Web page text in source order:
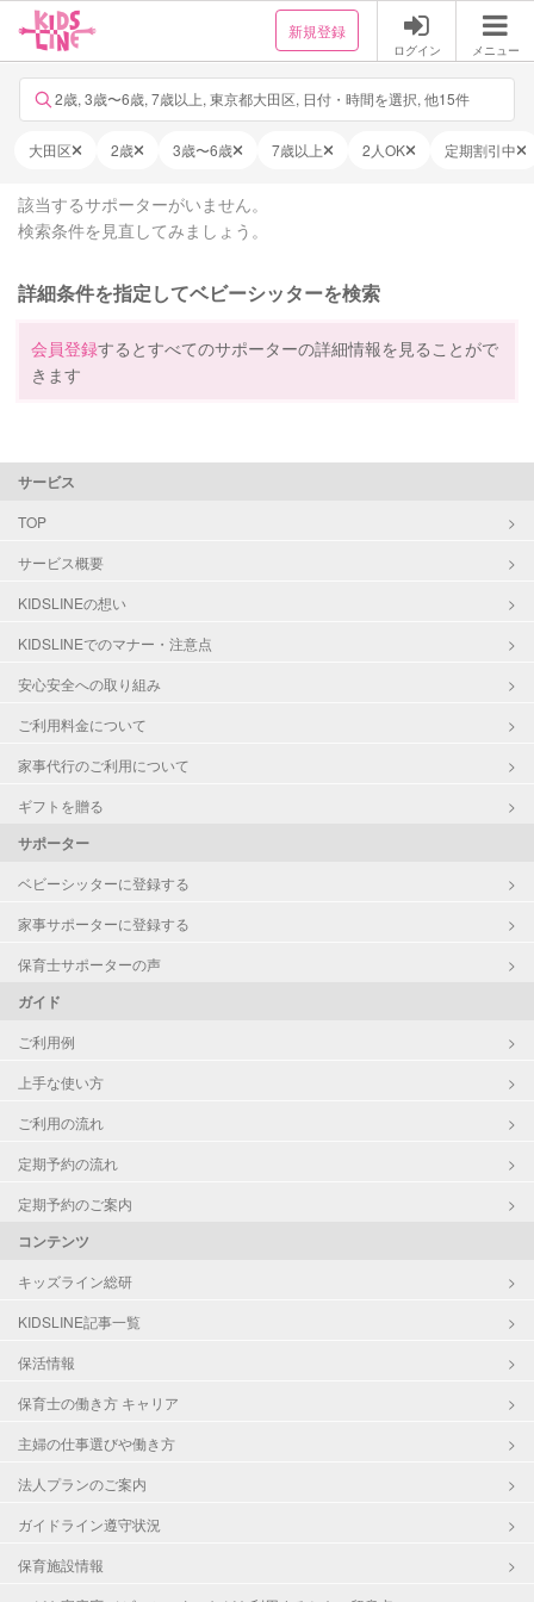
新規登録
ログイン メニュー
2歳, 3歳〜6歳, 7歳以上, 東京都大田区, 日付・時間を選択, 他15件
大田区 2歳 3歳〜6歳 7歳以上 2人OK 定期割引中
該当するサポーターがいません。
検索条件を見直してみましょう。
詳細条件を指定してベビーシッターを検索
会員登録するとすべてのサポーターの詳細情報を見ることがで
きます
サービス
TOP
サービス概要
KIDSLINEの想い
KIDSLINEでのマナー・注意点
安心安全への取り組み
ご利用料金について
家事代行のご利用について
ギフトを贈る
サポーター
ベビーシッターに登録する
家事サポーターに登録する
保育士サポーターの声
ガイド
ご利用例
上手な使い方
ご利用の流れ
定期予約の流れ
定期予約のご案内
コンテンツ
キッズライン総研
KIDSLINE記事一覧
保活情報
保育士の働き方 キャリア
主婦の仕事選びや働き方
法人プランのご案内
ガイドライン遵守状況
保育施設情報